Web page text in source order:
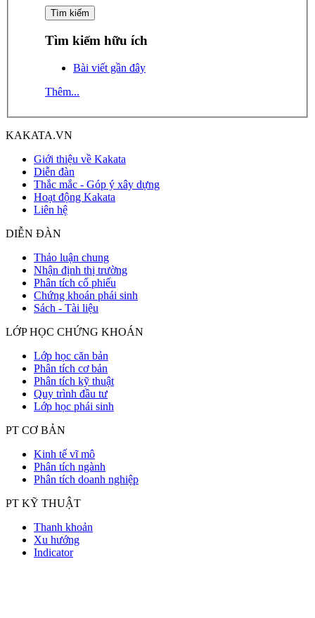
Tìm kiếm hữu ích
Bài viết gần đây
Thêm...
KAKATA.VN
Giới thiệu về Kakata
Diễn đàn
Thắc mắc - Góp ý xây dựng
Hoạt động Kakata
Liên hệ
DIỄN ĐÀN
Thảo luận chung
Nhận định thị trường
Phân tích cổ phiếu
Chứng khoán phái sinh
Sách - Tài liệu
LỚP HỌC CHỨNG KHOÁN
Lớp học căn bản
Phân tích cơ bản
Phân tích kỹ thuật
Quy trình đầu tư
Lớp học phái sinh
PT CƠ BẢN
Kinh tế vĩ mô
Phân tích ngành
Phân tích doanh nghiệp
PT KỸ THUẬT
Thanh khoản
Xu hướng
Indicator